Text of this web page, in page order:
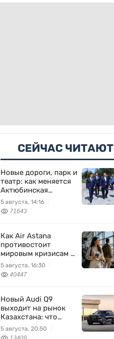
СЕЙЧАС ЧИТАЮТ
Новые дороги, парк и
театр: как меняется
Актюбинская
область
5 августа, 14:16
71643
Как Air Astana
противостоит
мировым кризисам в
авиации
5 августа, 16:30
40447
Новый Audi Q9
выходит на рынок
Казахстана: что
известно
5 августа, 20:50